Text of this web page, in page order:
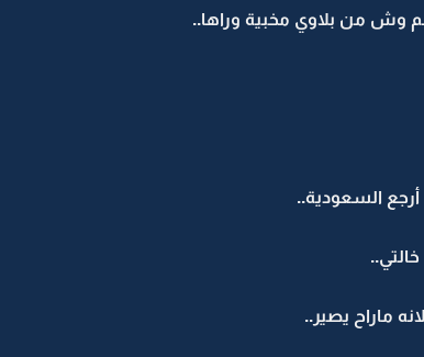
وش من بلاوي مخبية وراها..
السعودية..
ماراح يصير..